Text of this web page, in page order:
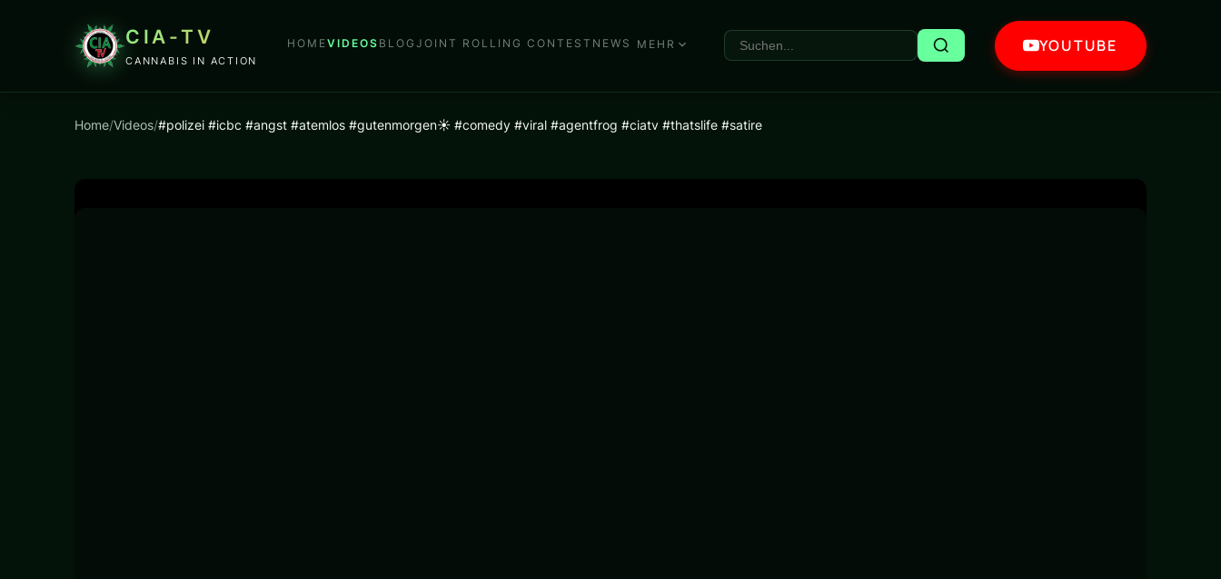
CIA-TV
CANNABIS IN ACTION
HOMEVIDEOS BLOGJOINT ROLLING CONTEST NEWS MEHR YOUTUBE
Home/Videos/#polizei #icbc #angst #atemlos #gutenmorgen☀️ #comedy #viral #agentfrog #ciatv #thatslife #satire